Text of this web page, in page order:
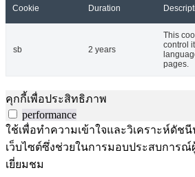
Cookie Duration
sb 2 years
This
control
pages.
คุกกี้เพื่อประสิทธิภาพ
performance
ใช้เพื่อทำความเข้าใจและวิเคราะห์ดัช
เว็บไซต์ซึ่งช่วยในการมอบประสบการ
เยี่ยมชม